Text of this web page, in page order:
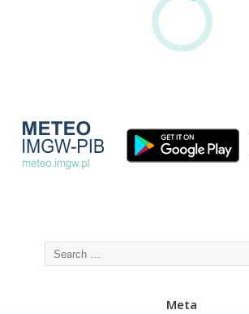
Meta